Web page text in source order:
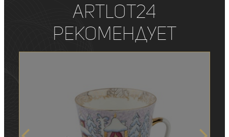
ArtLot24
рекомендует